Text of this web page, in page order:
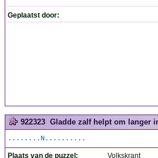
Geplaatst door:
922323 Gladde zalf helpt om langer
........N..........
Plaats van de puzzel:
Volkskrant